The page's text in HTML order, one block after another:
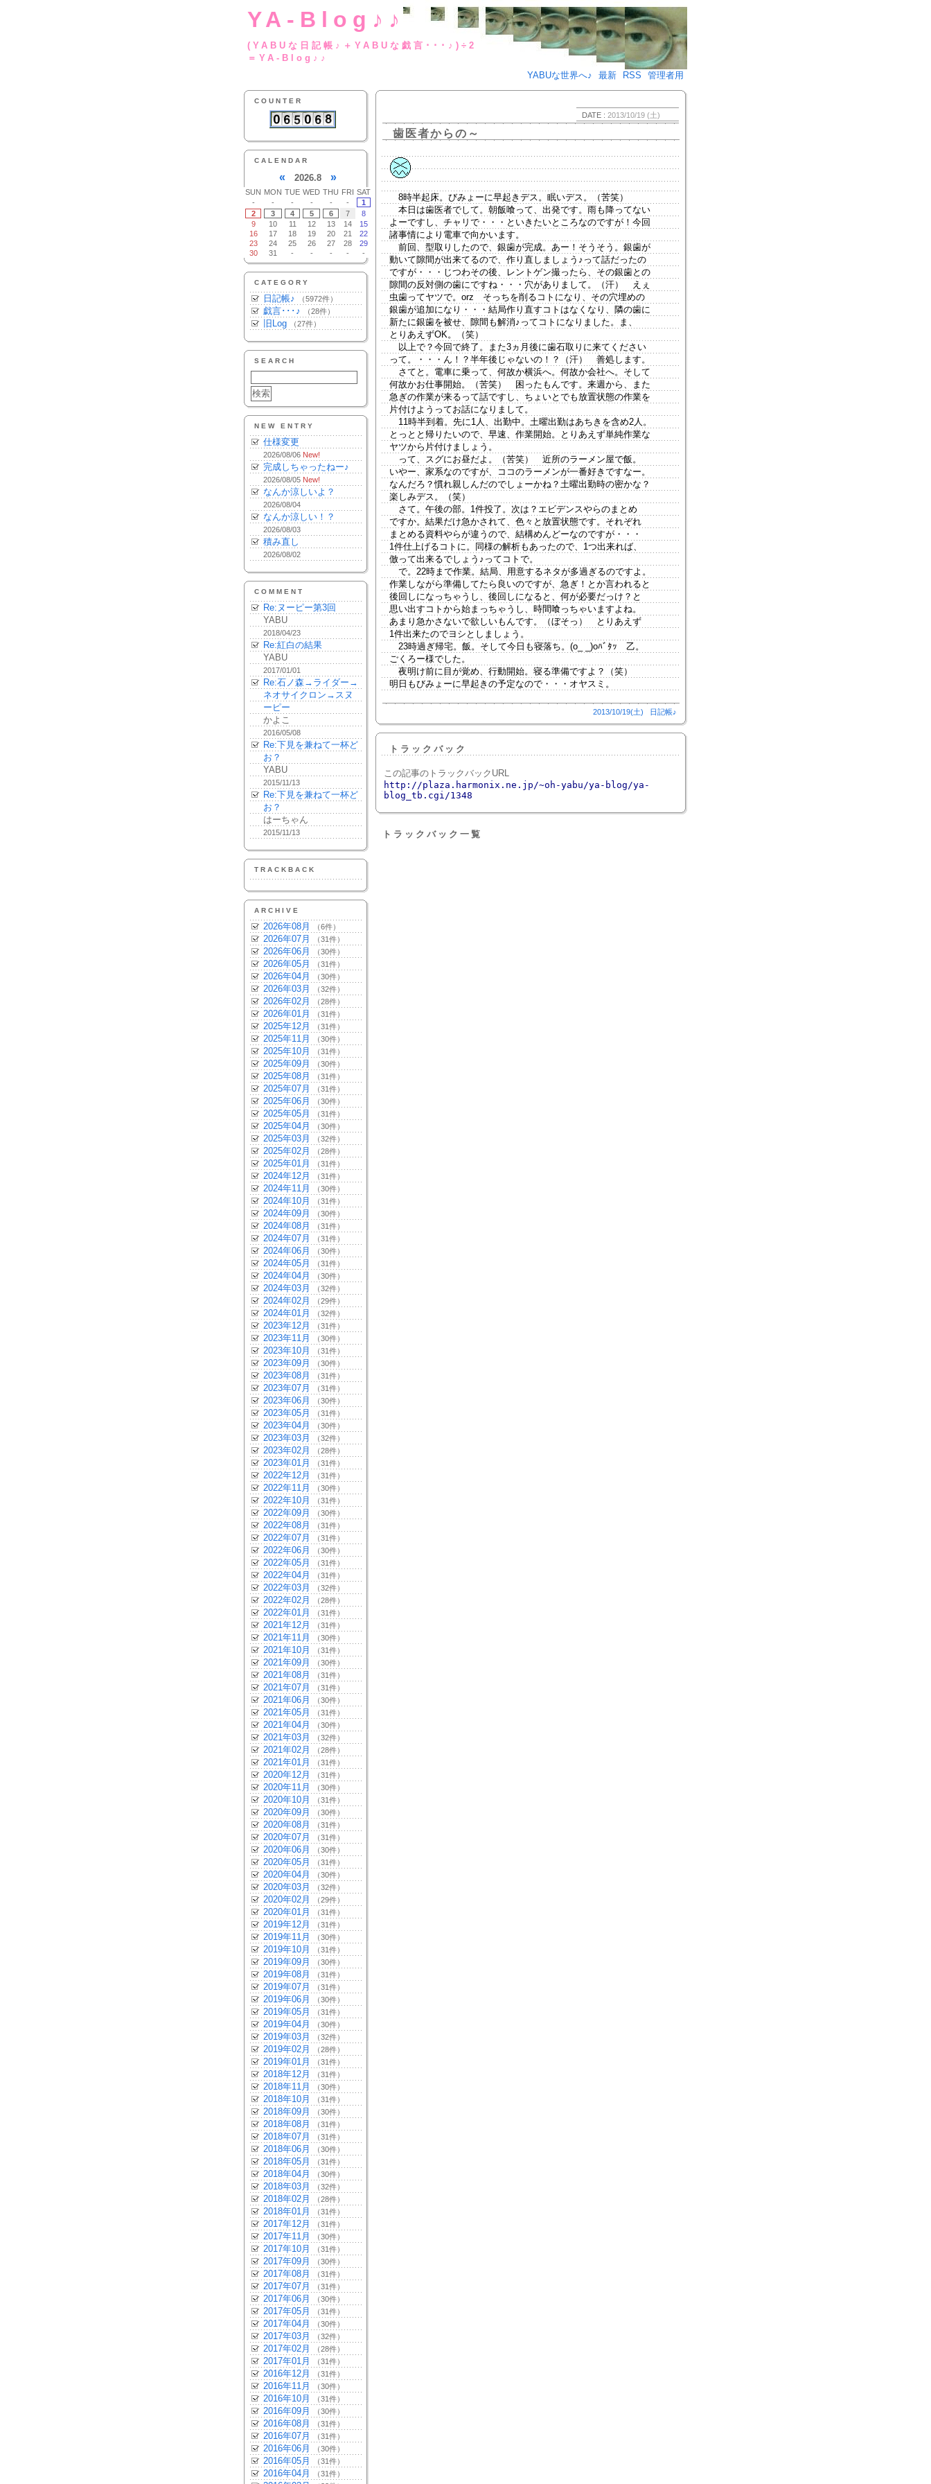
YA-Blog♪♪
(YABUな日記帳♪＋YABUな戯言･･･♪)÷2
＝YA-Blog♪♪
YABUな世界へ♪
最新 RSS 管理者用
COUNTER
CALENDAR
« 2026.8 »
SUN MON TUE WED THU FRI SAT
-
- - - - -
1
2
3 4 5 6 7
8
9
10 11 12 13 14
15
16
17 18 19 20 21
22
23
24 25 26 27 28
29
30
31 - - - - -
CATEGORY
日記帳♪ （5972件）
戯言･･･♪ （28件）
旧Log （27件）
SEARCH
NEW ENTRY
仕様変更
2026/08/06 New!
完成しちゃったねー♪
2026/08/05 New!
なんか涼しいよ？
2026/08/04
なんか涼しい！？
2026/08/03
積み直し
2026/08/02
COMMENT
Re:ヌーピー第3回
YABU
2018/04/23
Re:紅白の結果
YABU
2017/01/01
Re:石ノ森→ライダー→
ネオサイクロン→スヌ
ーピー
かよこ
2016/05/08
Re:下見を兼ねて一杯ど
お？
YABU
2015/11/13
Re:下見を兼ねて一杯ど
お？
はーちゃん
2015/11/13
TRACKBACK
ARCHIVE
2026年08月 （6件）
2026年07月 （31件）
2026年06月 （30件）
2026年05月 （31件）
2026年04月 （30件）
2026年03月 （32件）
2026年02月 （28件）
2026年01月 （31件）
2025年12月 （31件）
2025年11月 （30件）
2025年10月 （31件）
2025年09月 （30件）
2025年08月 （31件）
2025年07月 （31件）
2025年06月 （30件）
2025年05月 （31件）
2025年04月 （30件）
2025年03月 （32件）
2025年02月 （28件）
2025年01月 （31件）
2024年12月 （31件）
2024年11月 （30件）
2024年10月 （31件）
2024年09月 （30件）
2024年08月 （31件）
2024年07月 （31件）
2024年06月 （30件）
2024年05月 （31件）
2024年04月 （30件）
2024年03月 （32件）
2024年02月 （29件）
2024年01月 （32件）
2023年12月 （31件）
2023年11月 （30件）
2023年10月 （31件）
2023年09月 （30件）
2023年08月 （31件）
2023年07月 （31件）
2023年06月 （30件）
2023年05月 （31件）
2023年04月 （30件）
2023年03月 （32件）
2023年02月 （28件）
2023年01月 （31件）
2022年12月 （31件）
2022年11月 （30件）
2022年10月 （31件）
2022年09月 （30件）
2022年08月 （31件）
2022年07月 （31件）
2022年06月 （30件）
2022年05月 （31件）
2022年04月 （31件）
2022年03月 （32件）
2022年02月 （28件）
2022年01月 （31件）
2021年12月 （31件）
2021年11月 （30件）
2021年10月 （31件）
2021年09月 （30件）
2021年08月 （31件）
2021年07月 （31件）
2021年06月 （30件）
2021年05月 （31件）
2021年04月 （30件）
2021年03月 （32件）
2021年02月 （28件）
2021年01月 （31件）
2020年12月 （31件）
2020年11月 （30件）
2020年10月 （31件）
2020年09月 （30件）
2020年08月 （31件）
2020年07月 （31件）
2020年06月 （30件）
2020年05月 （31件）
2020年04月 （30件）
2020年03月 （32件）
2020年02月 （29件）
2020年01月 （31件）
2019年12月 （31件）
2019年11月 （30件）
2019年10月 （31件）
2019年09月 （30件）
2019年08月 （31件）
2019年07月 （31件）
2019年06月 （30件）
2019年05月 （31件）
2019年04月 （30件）
2019年03月 （32件）
2019年02月 （28件）
2019年01月 （31件）
2018年12月 （31件）
2018年11月 （30件）
2018年10月 （31件）
2018年09月 （30件）
2018年08月 （31件）
2018年07月 （31件）
2018年06月 （30件）
2018年05月 （31件）
2018年04月 （30件）
2018年03月 （32件）
2018年02月 （28件）
2018年01月 （31件）
2017年12月 （31件）
2017年11月 （30件）
2017年10月 （31件）
2017年09月 （30件）
2017年08月 （31件）
2017年07月 （31件）
2017年06月 （30件）
2017年05月 （31件）
2017年04月 （30件）
2017年03月 （32件）
2017年02月 （28件）
2017年01月 （31件）
2016年12月 （31件）
2016年11月 （30件）
2016年10月 （31件）
2016年09月 （30件）
2016年08月 （31件）
2016年07月 （31件）
2016年06月 （30件）
2016年05月 （31件）
2016年04月 （31件）
DATE : 2013/10/19 (土)
歯医者からの～
8時半起床。びみょーに早起きデス。眠いデス。（苦笑）
本日は歯医者でして。朝飯喰って、出発です。雨も降ってない
よーですし、チャリで・・・といきたいところなのですが！今回
諸事情により電車で向かいます。
前回、型取りしたので、銀歯が完成。あー！そうそう。銀歯が
動いて隙間が出来てるので、作り直しましょう♪って話だったの
ですが・・・じつわその後、レントゲン撮ったら、その銀歯との
隙間の反対側の歯にですね・・・穴がありまして。（汗） えぇ
虫歯ってヤツで。orz そっちを削るコトになり、その穴埋めの
銀歯が追加になり・・・結局作り直すコトはなくなり、隣の歯に
新たに銀歯を被せ、隙間も解消♪ってコトになりました。ま、
とりあえずOK。（笑）
以上で？今回で終了。また3ヵ月後に歯石取りに来てください
って。・・・ん！？半年後じゃないの！？（汗） 善処します。
さてと。電車に乗って、何故か横浜へ。何故か会社へ。そして
何故かお仕事開始。（苦笑） 困ったもんです。来週から、また
急ぎの作業が来るって話ですし、ちょいとでも放置状態の作業を
片付けようってお話になりまして。
11時半到着。先に1人、出勤中。土曜出勤はあちきを含め2人。
とっとと帰りたいので、早速、作業開始。とりあえず単純作業な
ヤツから片付けましょう。
って、スグにお昼だよ。（苦笑） 近所のラーメン屋で飯。
いやー、家系なのですが、ココのラーメンが一番好きですなー。
なんだろ？慣れ親しんだのでしょーかね？土曜出勤時の密かな？
楽しみデス。（笑）
さて。午後の部。1件投了。次は？エビデンスやらのまとめ
ですか。結果だけ急かされて、色々と放置状態です。それぞれ
まとめる資料やらが違うので、結構めんどーなのですが・・・
1件仕上げるコトに。同様の解析もあったので、1つ出来れば、
倣って出来るでしょう♪ってコトで。
で。22時まで作業。結局、用意するネタが多過ぎるのですよ。
作業しながら準備してたら良いのですが、急ぎ！とか言われると
後回しになっちゃうし、後回しになると、何が必要だっけ？と
思い出すコトから始まっちゃうし、時間喰っちゃいますよね。
あまり急かさないで欲しいもんです。（ぼそっ） とりあえず
1件出来たのでヨシとしましょう。
23時過ぎ帰宅。飯。そして今日も寝落ち。(o_ _)oﾊﾞﾀｯ 乙。
ごくろー様でした。
夜明け前に目が覚め、行動開始。寝る準備ですよ？（笑）
明日もびみょーに早起きの予定なので・・・オヤスミ。
2013/10/19(土) 日記帳♪
トラックバック
この記事のトラックバックURL
http://plaza.harmonix.ne.jp/~oh-yabu/ya-blog/ya-
blog_tb.cgi/1348
トラックバック一覧